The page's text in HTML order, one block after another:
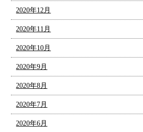
2020年12月
2020年11月
2020年10月
2020年9月
2020年8月
2020年7月
2020年6月